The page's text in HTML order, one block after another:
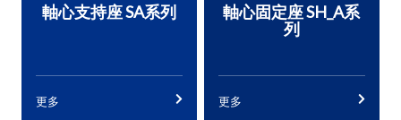
軸心支持座 SA系列
更多
軸心固定座 SH_A系
列
更多